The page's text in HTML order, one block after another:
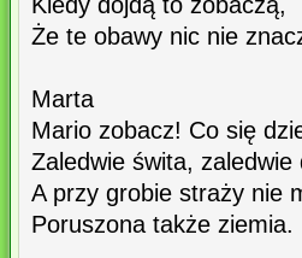
Że te obawy nic nie
Marta
Mario zobacz! Co się
Zaledwie świta, zaledwie
A przy grobie straży nie
Poruszona także ziemia.